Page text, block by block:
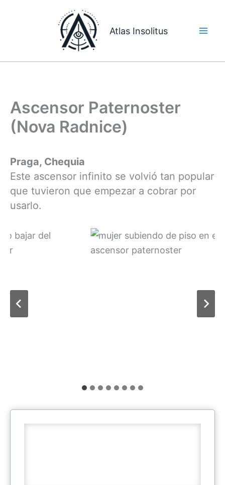
Atlas Insolitus
Ascensor Paternoster
(Nova Radnice)
Praga, Chequia
Este ascensor infinito se volvió tan popular
que tuvieron que empezar a cobrar por
usarlo.